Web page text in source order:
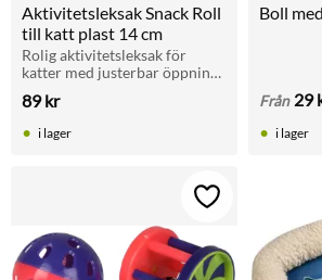
Aktivitetsleksak Snack Roll
till katt plast 14 cm
Rolig aktivitetsleksak för
katter med justerbar öppning.
träning.
89kr
i lager
Boll
Från 29
i lager
Lägg till i